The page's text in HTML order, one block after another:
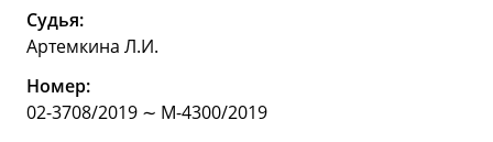
Судья:
Артемкина Л.И.
Номер:
02-3708/2019 ∼ М-4300/2019